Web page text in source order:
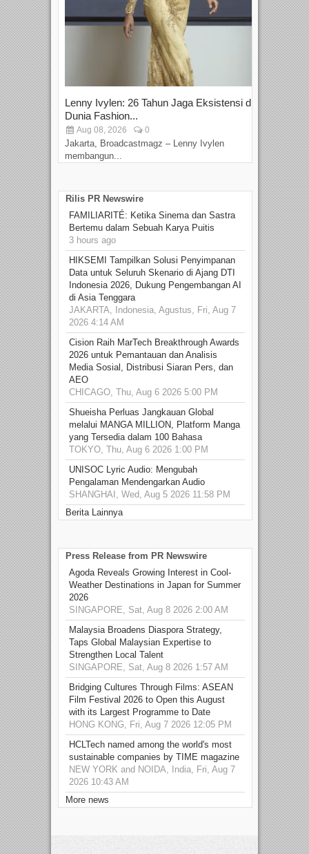
Lenny Ivylen: 26 Tahun Jaga Eksistensi di
Dunia Fashion...
Aug 08, 2026 0
Jakarta, Broadcastmagz – Lenny Ivylen
membangun...
Rilis PR Newswire
FAMILIARITÉ: Ketika Sinema dan Sastra
Bertemu dalam Sebuah Karya Puitis
3 hours ago
HIKSEMI Tampilkan Solusi Penyimpanan
Data untuk Seluruh Skenario di Ajang DTI
Indonesia 2026, Dukung Pengembangan AI
di Asia Tenggara
JAKARTA, Indonesia, Agustus, Fri, Aug 7
2026 4:14 AM
Cision Raih MarTech Breakthrough Awards
2026 untuk Pemantauan dan Analisis
Media Sosial, Distribusi Siaran Pers, dan
AEO
CHICAGO, Thu, Aug 6 2026 5:00 PM
Shueisha Perluas Jangkauan Global
melalui MANGA MILLION, Platform Manga
yang Tersedia dalam 100 Bahasa
TOKYO, Thu, Aug 6 2026 1:00 PM
UNISOC Lyric Audio: Mengubah
Pengalaman Mendengarkan Audio
SHANGHAI, Wed, Aug 5 2026 11:58 PM
Berita Lainnya
Press Release from PR Newswire
Agoda Reveals Growing Interest in Cool-
Weather Destinations in Japan for Summer
2026
SINGAPORE, Sat, Aug 8 2026 2:00 AM
Malaysia Broadens Diaspora Strategy,
Taps Global Malaysian Expertise to
Strengthen Local Talent
SINGAPORE, Sat, Aug 8 2026 1:57 AM
Bridging Cultures Through Films: ASEAN
Film Festival 2026 to Open this August
with its Largest Programme to Date
HONG KONG, Fri, Aug 7 2026 12:05 PM
HCLTech named among the world's most
sustainable companies by TIME magazine
NEW YORK and NOIDA, India, Fri, Aug 7
2026 10:43 AM
More news